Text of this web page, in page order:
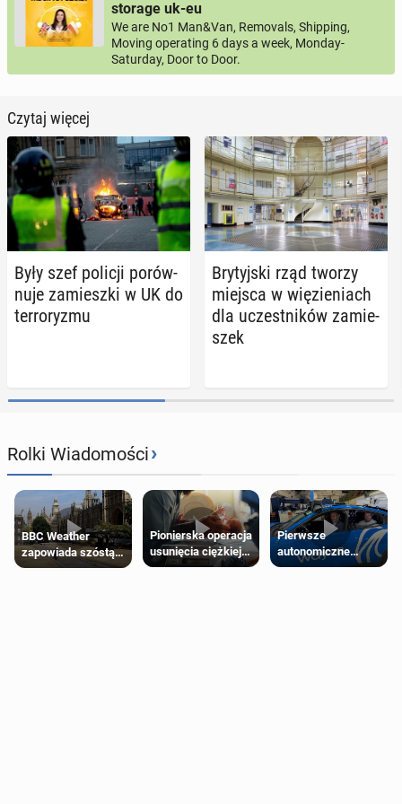
storage uk-eu
We are No1 Man&Van, Removals, Shipping,
Moving operating 6 days a week, Monday-
Saturday, Door to Door.
Czytaj więcej
Były szef policji po­rów­
nu­je za­miesz­ki w UK do
ter­ro­ry­zmu
Bry­tyj­ski rząd tworzy
miejsca w wię­zie­niach
dla uczest­ni­ków za­mie­
szek
Rolki Wiadomości›
BBC Weather
zapowiada szóstą
falę upałów w
Pionierska operacja
usunięcia ciężkiej
wady wrodzonej
Pierwsze
autonomiczne
Ubery pojawią się